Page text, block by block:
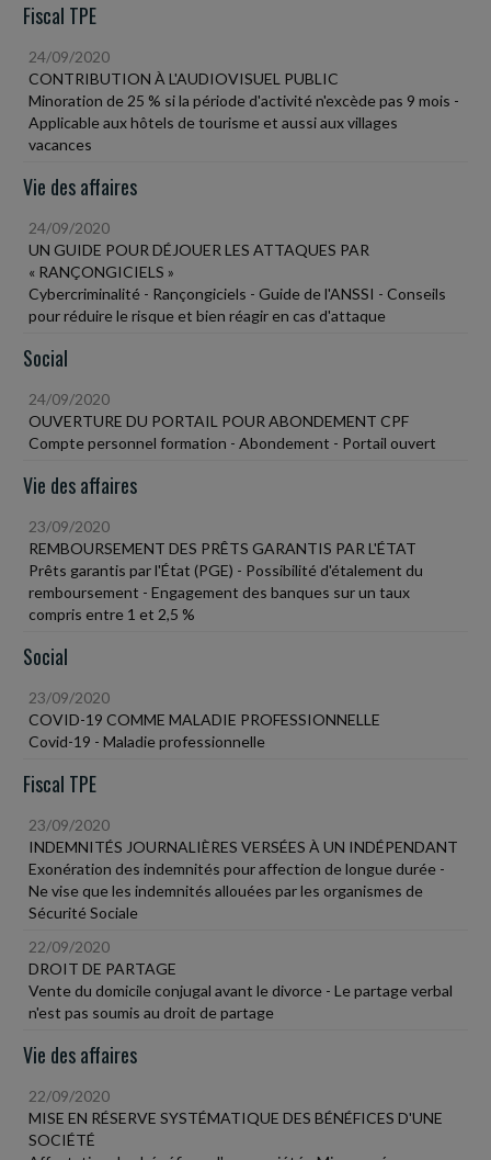
Fiscal TPE
24/09/2020
CONTRIBUTION À L'AUDIOVISUEL PUBLIC
Minoration de 25 % si la période d'activité n'excède pas 9 mois -
Applicable aux hôtels de tourisme et aussi aux villages
vacances
Vie des affaires
24/09/2020
UN GUIDE POUR DÉJOUER LES ATTAQUES PAR
« RANÇONGICIELS »
Cybercriminalité - Rançongiciels - Guide de l'ANSSI - Conseils
pour réduire le risque et bien réagir en cas d'attaque
Social
24/09/2020
OUVERTURE DU PORTAIL POUR ABONDEMENT CPF
Compte personnel formation - Abondement - Portail ouvert
Vie des affaires
23/09/2020
REMBOURSEMENT DES PRÊTS GARANTIS PAR L'ÉTAT
Prêts garantis par l'État (PGE) - Possibilité d'étalement du
remboursement - Engagement des banques sur un taux
compris entre 1 et 2,5 %
Social
23/09/2020
COVID-19 COMME MALADIE PROFESSIONNELLE
Covid-19 - Maladie professionnelle
Fiscal TPE
23/09/2020
INDEMNITÉS JOURNALIÈRES VERSÉES À UN INDÉPENDANT
Exonération des indemnités pour affection de longue durée -
Ne vise que les indemnités allouées par les organismes de
Sécurité Sociale
22/09/2020
DROIT DE PARTAGE
Vente du domicile conjugal avant le divorce - Le partage verbal
n'est pas soumis au droit de partage
Vie des affaires
22/09/2020
MISE EN RÉSERVE SYSTÉMATIQUE DES BÉNÉFICES D'UNE
SOCIÉTÉ